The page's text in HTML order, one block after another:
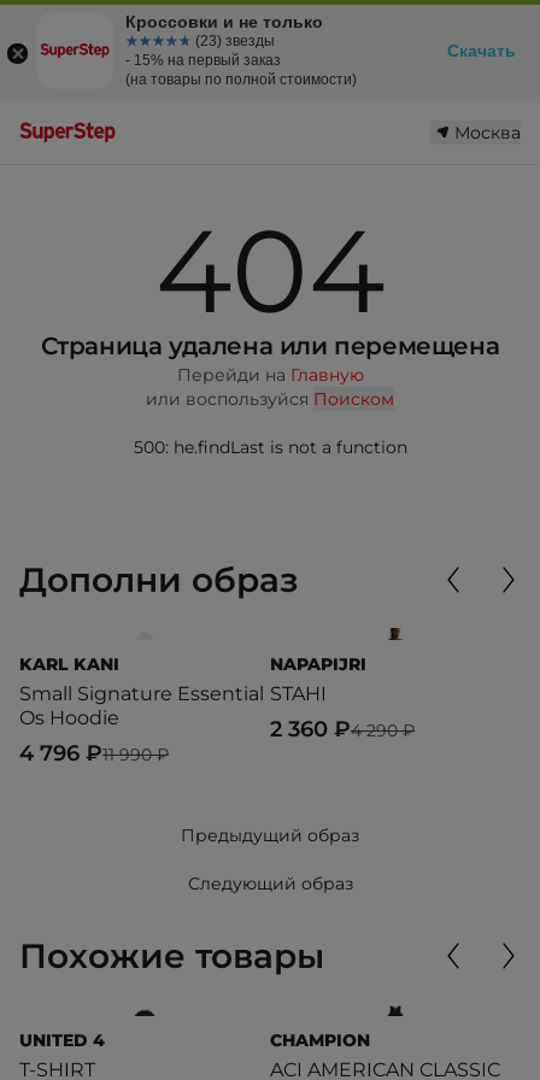
Москва
404
Страница удалена или перемещена
Перейди на Главную
или воспользуйся Поиском
500: he.findLast is not a function
Дополни образ
KARL KANI
Small Signature Essential
Os Hoodie
11 990 ₽
4 796 ₽
NAPAPIJRI
STAHI
4 290 ₽
2 360 ₽
Предыдущий образ
Следующий образ
Похожие товары
UNITED 4
T-SHIRT
CHAMPION
ACI AMERICAN CLASSIC
Кроссовки и не только
☆☆☆☆☆
★★★★★ (23) звезды
- 15% на первый заказ
(на товары по полной стоимости)
Скачать